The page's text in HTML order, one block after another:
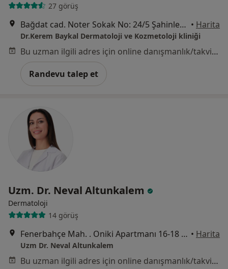
27 görüş
Bağdat cad. Noter Sokak No: 24/5 Şahinler Apt. Kat:2 Şaşkınbakkal, İstanbul • Harita
Dr.Kerem Baykal Dermatoloji ve Kozmetoloji kliniği
Bu uzman ilgili adres için online danışmanlık/takvim sunmuyor.
Randevu talep et
Uzm. Dr. Neval Altunkalem
Dermatoloji
14 görüş
Fenerbahçe Mah. . Oniki Apartmanı 16-18 Kat:2 Daire:4, İstanbul • Harita
Uzm Dr. Neval Altunkalem
Bu uzman ilgili adres için online danışmanlık/takvim sunmuyor.